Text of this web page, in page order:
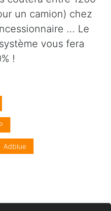
un camion) chez
… Le
vous fera
!
Adblue